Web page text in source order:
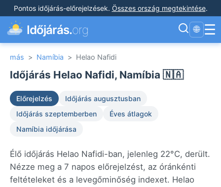
Pontos időjárás-előrejelzések. Összes ország megtekintése.
Időjárás.org 🌐 ☰
más > Namíbia > Helao Nafidi
Időjárás Helao Nafidi, Namíbia 🇳🇦
Előrejelzés
Időjárás augusztusban
Időjárás szeptemberben
Éves átlagok
Namíbia időjárása
Élő időjárás Helao Nafidi-ban, jelenleg 22°C, derült.
Nézze meg a 7 napos előrejelzést, az óránkénti
feltételeket és a levegőminőség indexet. Helao